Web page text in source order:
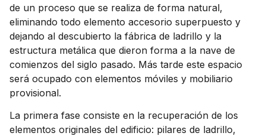
de un proceso que se realiza de forma natural,
eliminando todo elemento accesorio superpuesto y
dejando al descubierto la fábrica de ladrillo y la
estructura metálica que dieron forma a la nave de
comienzos del siglo pasado. Más tarde este espacio
será ocupado con elementos móviles y mobiliario
provisional.
La primera fase consiste en la recuperación de los
elementos originales del edificio: pilares de ladrillo,